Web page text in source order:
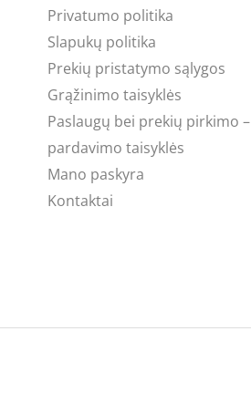
Privatumo politika
Slapukų politika
Prekių pristatymo sąlygos
Grąžinimo taisyklės
Paslaugų bei prekių pirkimo –
pardavimo taisyklės
Mano paskyra
Kontaktai